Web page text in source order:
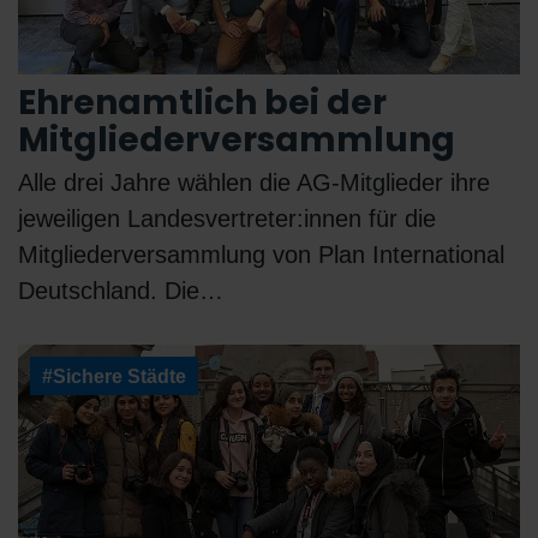
Ehrenamtlich bei der
Mitgliederversammlung
Alle drei Jahre wählen die AG-Mitglieder ihre
jeweiligen Landesvertreter:innen für die
Mitgliederversammlung von Plan International
Deutschland. Die…
#Sichere Städte